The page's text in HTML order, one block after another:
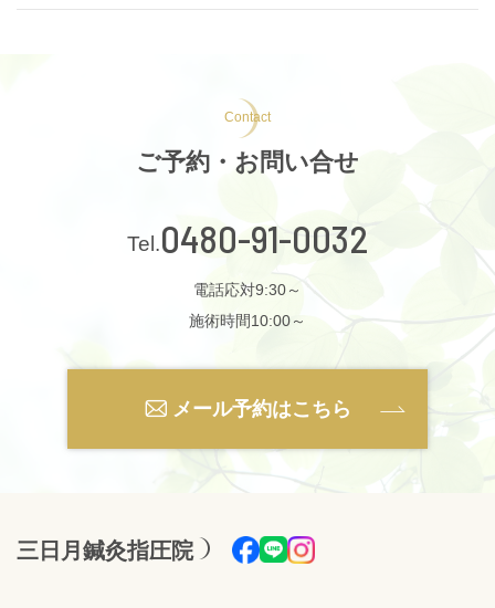
Contact
ご予約・お問い合せ
0480-91-0032
電話応対9:30～
施術時間10:00～
メール予約はこちら
三日月鍼灸指圧院